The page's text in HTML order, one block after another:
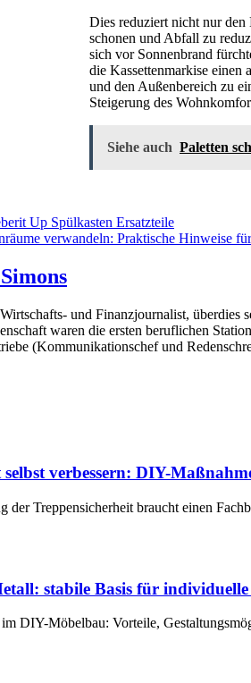
Dies reduziert nicht nur den
schonen und Abfall zu
sich vor Sonnenbrand
die Kassettenmarkise einen
und den Außenbereich zu
Steigerung des
Siehe auch Paletten
Up Spülkasten Ersatzteile
verwandeln: Praktische Hinweise
und Finanzjournalist,
waren die ersten beruflichen
(Kommunikationschef und
verbessern: DIY-
der Treppensicherheit braucht einen
stabile Basis für
DIY-Möbelbau: Vorteile,